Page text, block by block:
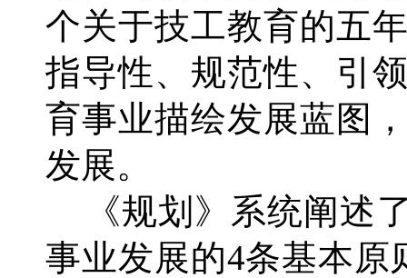
个关于技工教育的五
指导性、规范性、引
育事业描绘发展蓝图
发展。
《规划》系统阐述
事业发展的4条基本原